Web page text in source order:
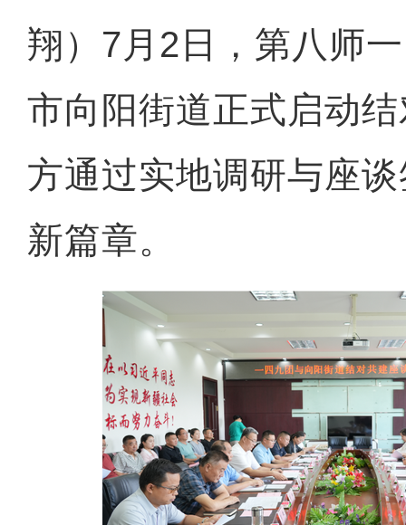
翔）7月2日，第八师
市向阳街道正式启动
方通过实地调研与座
新篇章。